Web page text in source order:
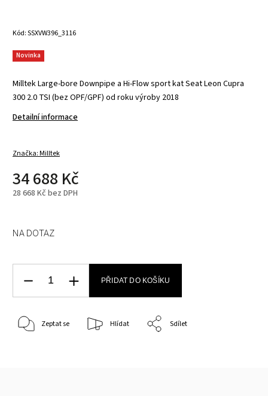
Kód:SSXVW396_3116
Milltek Large-bore Downpipe a Hi-Flow sport kat Seat Leon Cupra
300 2.0 TSI (bez OPF/GPF) od roku výroby 2018
Detailní informace
Novinka
Značka:Milltek
34 688 Kč
28 668 Kč bez DPH
NA DOTAZ
PŘIDAT DO KOŠÍKU
Zeptat se Hlídat Sdílet